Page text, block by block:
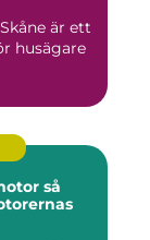
är ett
husägare
så